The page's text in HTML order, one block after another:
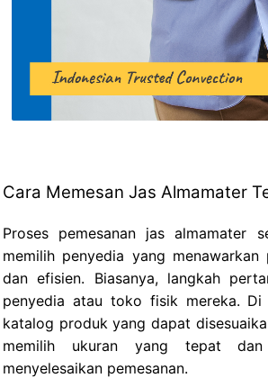
Cara Memesan Jas Almamater
Proses pemesanan jas almamater
memilih penyedia yang
dan efisien. Biasanya, langkah
penyedia atau toko fisik mereka.
katalog produk yang dapat
memilih ukuran yang tepat dan
menyelesaikan pemesanan.